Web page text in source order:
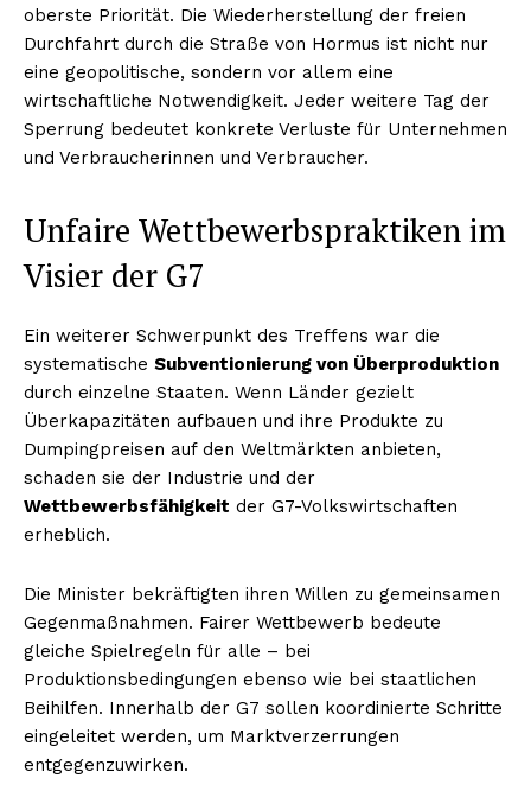
oberste Priorität. Die Wiederherstellung der freien
Durchfahrt durch die Straße von Hormus ist nicht nur
eine geopolitische, sondern vor allem eine
wirtschaftliche Notwendigkeit. Jeder weitere Tag der
Sperrung bedeutet konkrete Verluste für Unternehmen
und Verbraucherinnen und Verbraucher.
Unfaire Wettbewerbspraktiken im
Visier der G7
Ein weiterer Schwerpunkt des Treffens war die
systematische Subventionierung von Überproduktion
durch einzelne Staaten. Wenn Länder gezielt
Überkapazitäten aufbauen und ihre Produkte zu
Dumpingpreisen auf den Weltmärkten anbieten,
schaden sie der Industrie und der
Wettbewerbsfähigkeit der G7-Volkswirtschaften
erheblich.
Die Minister bekräftigten ihren Willen zu gemeinsamen
Gegenmaßnahmen. Fairer Wettbewerb bedeute
gleiche Spielregeln für alle – bei
Produktionsbedingungen ebenso wie bei staatlichen
Beihilfen. Innerhalb der G7 sollen koordinierte Schritte
eingeleitet werden, um Marktverzerrungen
entgegenzuwirken.